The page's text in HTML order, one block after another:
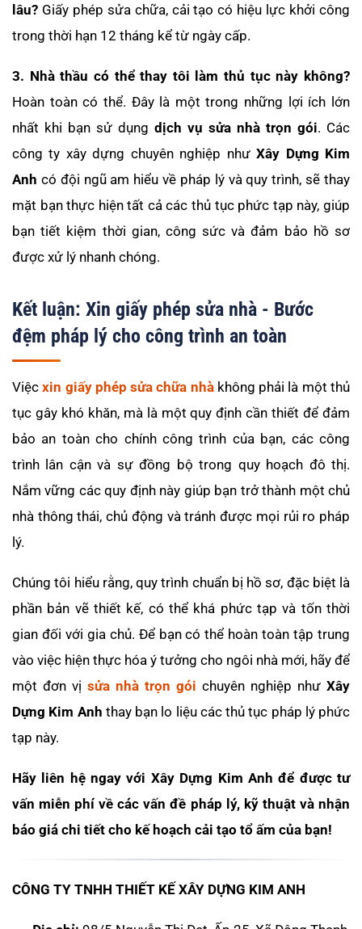
lâu? Giấy phép sửa chữa, cải tạo có hiệu lực khởi công
trong thời hạn 12 tháng kể từ ngày cấp.
3. Nhà thầu có thể thay tôi làm thủ tục này không?
Hoàn toàn có thể. Đây là một trong những lợi ích lớn
nhất khi bạn sử dụng dịch vụ sửa nhà trọn gói. Các
công ty xây dựng chuyên nghiệp nhưXây Dựng Kim
Anh có đội ngũ am hiểu về pháp lý và quy trình, sẽ thay
mặt bạn thực hiện tất cả các thủ tục phức tạp này, giúp
bạn tiết kiệm thời gian, công sức và đảm bảo hồ sơ
được xử lý nhanh chóng.
Kết luận: Xin giấy phép sửa nhà - Bước
đệm pháp lý cho công trình an toàn
Việcxin giấy phép sửa chữa nhàkhông phải là một thủ
tục gây khó khăn, mà là một quy định cần thiết để đảm
bảo an toàn cho chính công trình của bạn, các công
trình lân cận và sự đồng bộ trong quy hoạch đô thị.
Nắm vững các quy định này giúp bạn trở thành một chủ
nhà thông thái, chủ động và tránh được mọi rủi ro pháp
lý.
Chúng tôi hiểu rằng, quy trình chuẩn bị hồ sơ, đặc biệt là
phần bản vẽ thiết kế, có thể khá phức tạp và tốn thời
gian đối với gia chủ. Để bạn có thể hoàn toàn tập trung
vào việc hiện thực hóa ý tưởng cho ngôi nhà mới, hãy để
một đơn vị sửa nhà trọn gói chuyên nghiệp như Xây
Dựng Kim Anh thay bạn lo liệu các thủ tục pháp lý phức
tạp này.
Hãy liên hệ ngay với Xây Dựng Kim Anh để được tư
vấn miễn phí về các vấn đề pháp lý, kỹ thuật và nhận
báo giá chi tiết cho kế hoạch cải tạo tổ ấm của bạn!
CÔNG TY TNHH THIẾT KẾ XÂY DỰNG KIM ANH